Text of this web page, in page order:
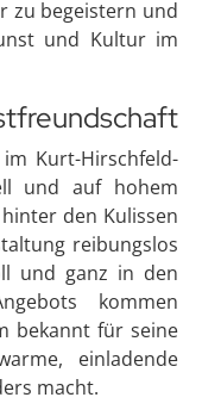
zu begeistern und
und Kultur im
Kurt-Hirschfeld-
und auf hohem
den Kulissen
reibungslos
und ganz in den
kommen
bekannt für seine
einladende
macht.